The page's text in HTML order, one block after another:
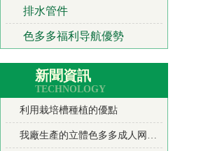
排水管件
色多多福利导航優勢
新聞資訊
TECHNOLOGY
利用栽培槽種植的優點
我廠生產的立體色多多成人网站產品使用優點